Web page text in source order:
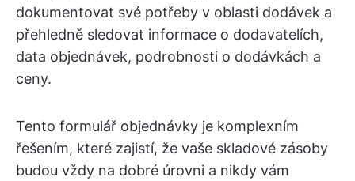
dokumentovat své potřeby v oblasti dodávek a
přehledně sledovat informace o dodavatelích,
data objednávek, podrobnosti o dodávkách a
ceny.
Tento formulář objednávky je komplexním
řešením, které zajistí, že vaše skladové zásoby
budou vždy na dobré úrovni a nikdy vám